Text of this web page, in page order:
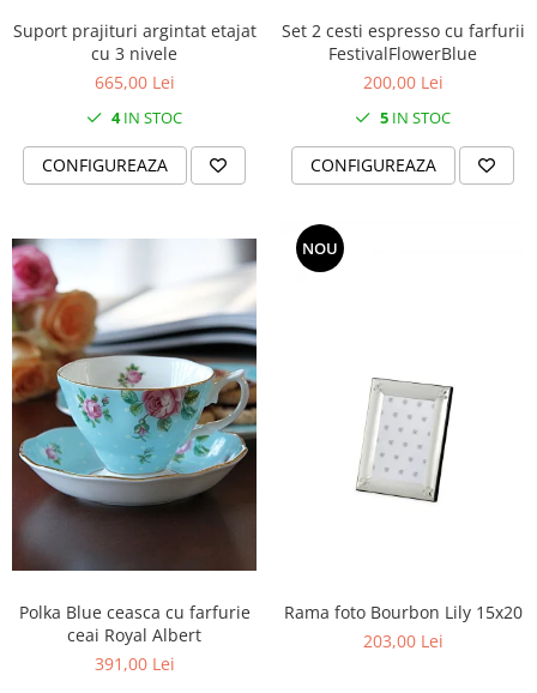
KINGSLEY
SERENDIPITY GOLD
SERENDIPITY PLATINUM
CHELSEA
MEDICEA
PATCHWORK WILLOW
BLUE LILY
HIBISCUS
SWAN
FLORENTINE TURQUOISE
ANTHEMION GREY
ORCHARD
CREATURES OF CURIOSITY
JARDIN
RENAISSANCE RED
SERENDIPITY WHITE
FLOWER FESTIVAL BLUE
FLOWER FESTIVAL RED
LOVE BIRDS
CHIQUE VERDE
Suport prajituri argintat etajat
cu 3 nivele
665,00 Lei
4IN STOC
CONFIGUREAZA
Set 2 cesti espresso cu farfurii
FestivalFlowerBlue
200,00 Lei
5 IN STOC
CONFIGUREAZA
Polka Blue ceasca cu farfurie
ceai Royal Albert
391,00 Lei
NOU
Rama foto Bourbon Lily 15x20
203,00 Lei